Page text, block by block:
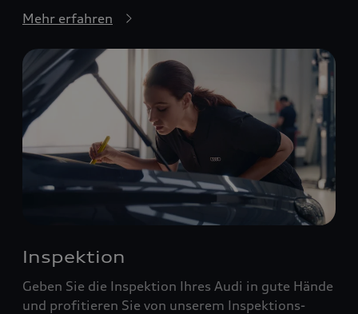
Mehr erfahren
Inspektion
Geben Sie die Inspektion Ihres Audi in gute Hände
und profitieren Sie von unserem Inspektions-